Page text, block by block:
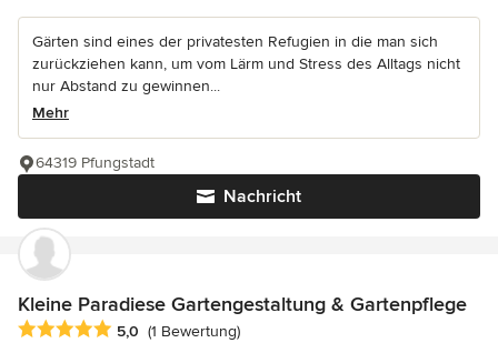
Gärten sind eines der privatesten Refugien in die man sich
zurückziehen kann, um vom Lärm und Stress des Alltags nicht
nur Abstand zu gewinnen...
Mehr
Nachricht
64319 Pfungstadt
Kleine Paradiese Gartengestaltung & Gartenpflege
Durchschnittliche Bewertung: 5 von 5 Sternen
5,0 (1 Bewertung)